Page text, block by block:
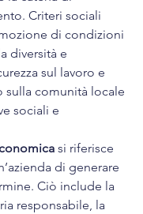
Criteri sociali
di condizioni
diversità e
sul lavoro e
sulla comunità locale
sociali e
si riferisce
di generare
Ciò include la
responsabile, la